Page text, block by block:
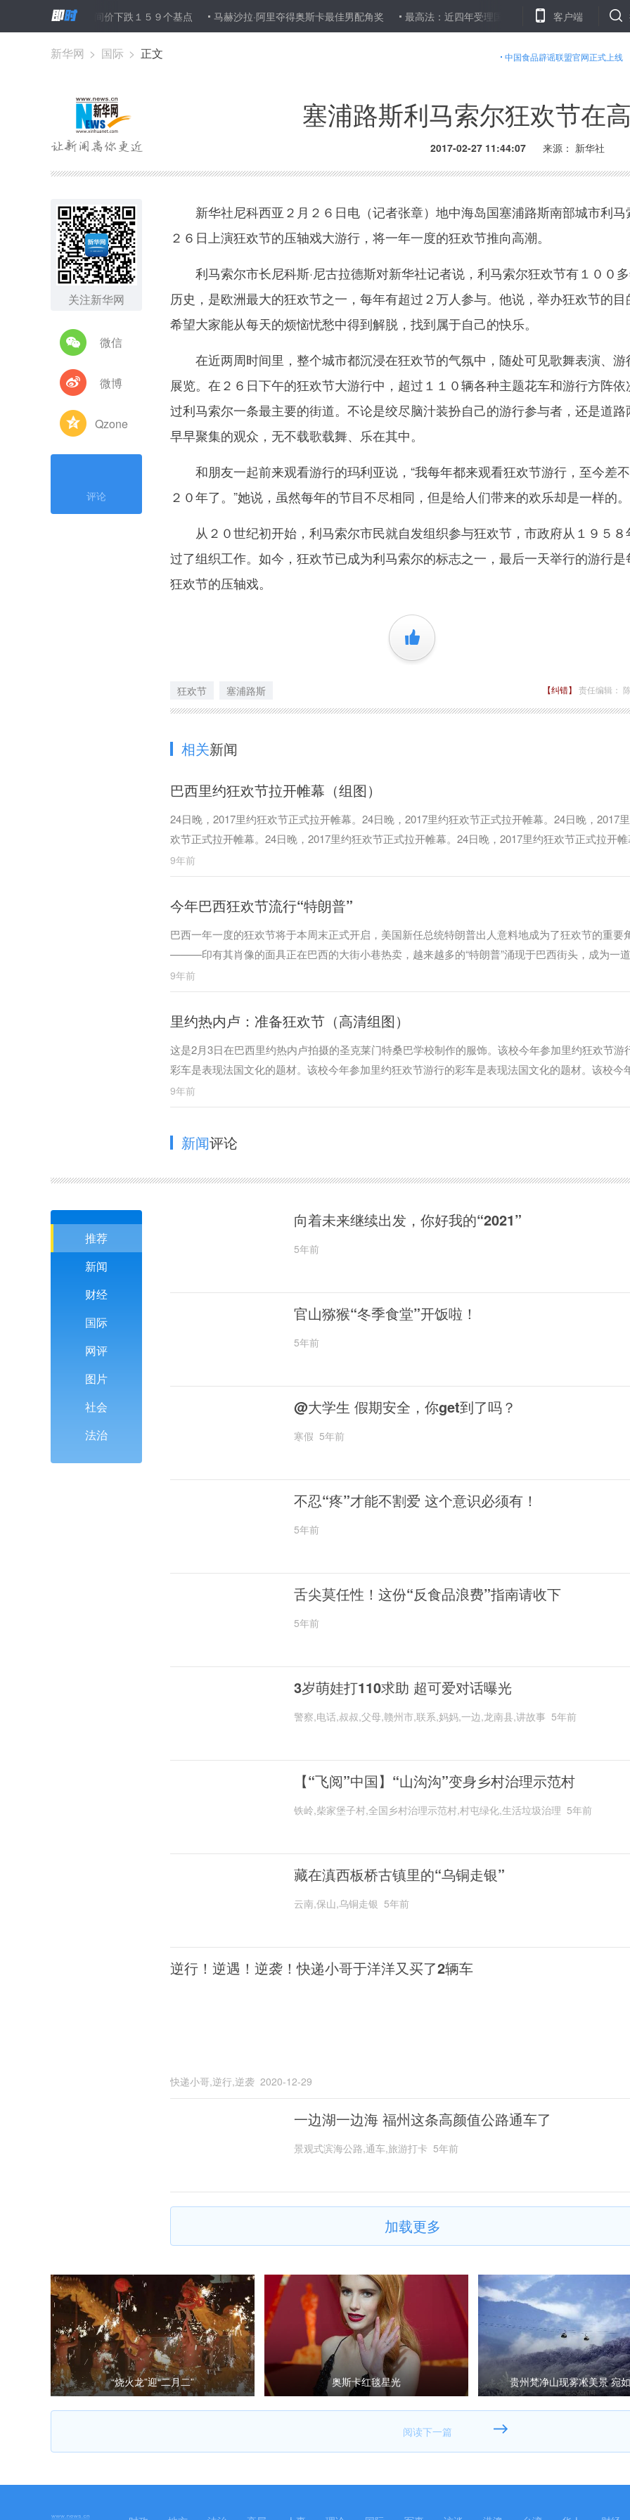
美元汇率中间价下跌１５９个基点 马赫沙拉·阿里夺得奥斯卡最佳男配角奖 最高法：近四年受理国家赔偿案16889件 赔偿金额近7亿
客户端
中国食品辟谣联盟官网正式上线
新华网 > 国际 > 正文
塞浦路斯利马索尔狂欢节在
2017-02-27 11:44:07 来源： 新华社
关注新华网
微信
微博
Qzone
评论
新华社尼科西亚２月２６日电（记者张章）地中海岛国塞浦路斯南部城市利马
２６日上演狂欢节的压轴戏大游行，将一年一度的狂欢节推向高潮。
利马索尔市长尼科斯·尼古拉德斯对新华社记者说，利马索尔狂欢节有１００
历史，是欧洲最大的狂欢节之一，每年有超过２万人参与。他说，举办狂欢节的目
希望大家能从每天的烦恼忧愁中得到解脱，找到属于自己的快乐。
在近两周时间里，整个城市都沉浸在狂欢节的气氛中，随处可见歌舞表演、游
展览。在２６日下午的狂欢节大游行中，超过１１０辆各种主题花车和游行方阵依
过利马索尔一条最主要的街道。不论是绞尽脑汁装扮自己的游行参与者，还是道路
早早聚集的观众，无不载歌载舞、乐在其中。
和朋友一起前来观看游行的玛利亚说，“我每年都来观看狂欢节游行，至今差
２０年了。”她说，虽然每年的节目不尽相同，但是给人们带来的欢乐却是一样的。
从２０世纪初开始，利马索尔市民就自发组织参与狂欢节，市政府从１９５８
过了组织工作。如今，狂欢节已成为利马索尔的标志之一，最后一天举行的游行是
狂欢节的压轴戏。
+1
狂欢节 塞浦路斯 【纠错】 责任编辑：
相关新闻
巴西里约狂欢节拉开帷幕（组图）
24日晚，2017里约狂欢节正式拉开帷幕。24日晚，2017里约狂欢节正式拉开帷幕。24日晚，2017
欢节正式拉开帷幕。24日晚，2017里约狂欢节正式拉开帷幕。24日晚，2017里约狂欢节正式拉开帷
9年前
今年巴西狂欢节流行“特朗普”
巴西一年一度的狂欢节将于本周末正式开启，美国新任总统特朗普出人意料地成为了狂欢节的重要
———印有其肖像的面具正在巴西的大街小巷热卖，越来越多的“特朗普”涌现于巴西街头，成为一
的风景线。
9年前
里约热内卢：准备狂欢节（高清组图）
这是2月3日在巴西里约热内卢拍摄的圣克莱门特桑巴学校制作的服饰。该校今年参加里约狂欢节游
彩车是表现法国文化的题材。该校今年参加里约狂欢节游行的彩车是表现法国文化的题材。该校今
里约狂欢节游行的彩车是表现法国文化的题材。
9年前
新闻评论
推荐
新闻
财经
国际
网评
图片
社会
法治
向着未来继续出发，你好我的“2021”
5年前
官山猕猴“冬季食堂”开饭啦！
5年前
@大学生 假期安全，你get到了吗？
寒假 5年前
不忍“疼”才能不割爱 这个意识必须有！
5年前
舌尖莫任性！这份“反食品浪费”指南请收下
5年前
3岁萌娃打110求助 超可爱对话曝光
警察,电话,叔叔,父母,赣州市,联系,妈妈,一边,龙南县,讲故事 5年前
【“飞阅”中国】“山沟沟”变身乡村治理示范村
铁岭,柴家堡子村,全国乡村治理示范村,村屯绿化,生活垃圾治理 5年前
藏在滇西板桥古镇里的“乌铜走银”
云南,保山,乌铜走银 5年前
逆行！逆遇！逆袭！快递小哥于洋洋又买了2辆车
快递小哥,逆行,逆袭 2020-12-29
一边湖一边海 福州这条高颜值公路通车了
景观式滨海公路,通车,旅游打卡 5年前
加载更多
“烧火龙”迎“二月二” 奥斯卡红毯星光 贵州梵净山现雾凇美景 宛